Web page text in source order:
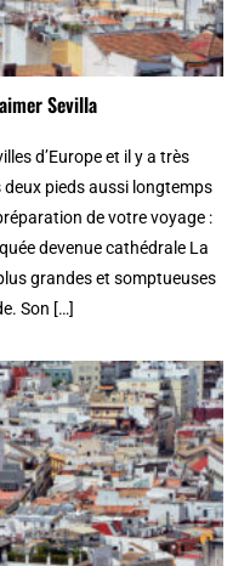
Sevilla
d’Europe et il y a très
deux pieds aussi longtemps
de votre voyage :
devenue cathédrale La
grandes et somptueuses
Son […]